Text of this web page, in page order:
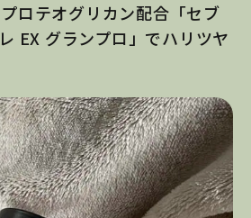
ロテオグリカン配合「セブ
EX グランプロ」でハリツヤ